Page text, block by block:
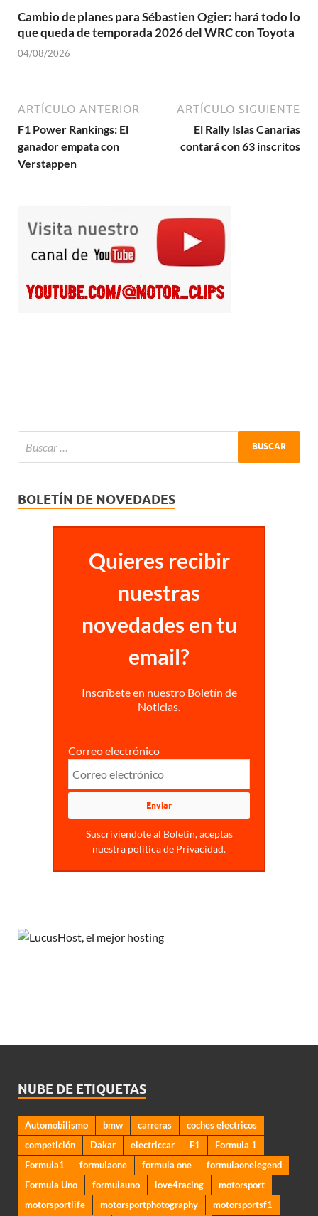
Cambio de planes para Sébastien Ogier: hará todo lo
que queda de temporada 2026 del WRC con Toyota
04/08/2026
ARTÍCULO ANTERIOR
F1 Power Rankings: El
ganador empata con
Verstappen
ARTÍCULO SIGUIENTE
El Rally Islas Canarias
contará con 63 inscritos
BOLETÍN DE NOVEDADES
Quieres recibir
nuestras
novedades en tu
email?
Inscríbete en nuestro Boletín de
Noticias.
Correo electrónico
Suscriviendote al Boletin, aceptas
nuestra politica de Privacidad.
NUBE DE ETIQUETAS
Automobilismo bmw carreras
coches electricos
competición
Dakar electriccar F1
Formula 1
Formula1
formulaone formula one
formulaonelegend
Formula Uno
formulauno love4racing
motorsport
motorsportlife
motorsportphotography
motorsportsf1